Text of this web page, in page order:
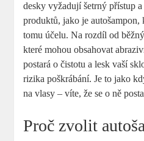
desky vyžadují šetrný přístup
produktů, jako je
tomu účelu. Na rozdíl od
které mohou obsahovat
postará o čistotu a lesk vaší
rizika poškrábání. Je to jako
na vlasy – víte, že se o ně
Proč zvolit